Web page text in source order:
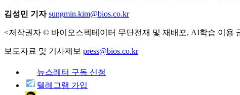
김성민 기자 sungmin.kim@bios.co.kr
<저작권자 © 바이오스펙테이터 무단전재 및 재배포, AI학습 이용
보도자료 및 기사제보 press@bios.co.kr
뉴스레터 구독 신청
텔레그램 가입